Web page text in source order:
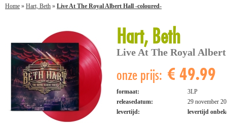
Home » Hart, Beth » Live At The Royal Albert Hall -coloured-
Hart, Beth
Live At The Royal
onze prijs: € 49.99
formaat:
3LP
releasedatum:
29 november
levertijd:
levertijd